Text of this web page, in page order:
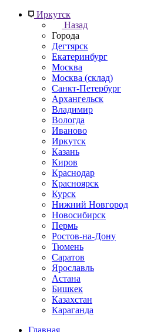
Иркутск
Назад
Города
Дегтярск
Екатеринбург
Москва
Москва (склад)
Санкт-Петербург
Архангельск
Владимир
Вологда
Иваново
Иркутск
Казань
Киров
Краснодар
Красноярск
Курск
Нижний Новгород
Новосибирск
Пермь
Ростов-на-Дону
Тюмень
Саратов
Ярославль
Астана
Бишкек
Казахстан
Караганда
Главная